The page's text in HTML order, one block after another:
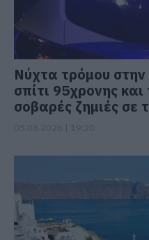
Νύχτα τρόμου
σπίτι 95χρονης
σοβαρές ζημιές σε